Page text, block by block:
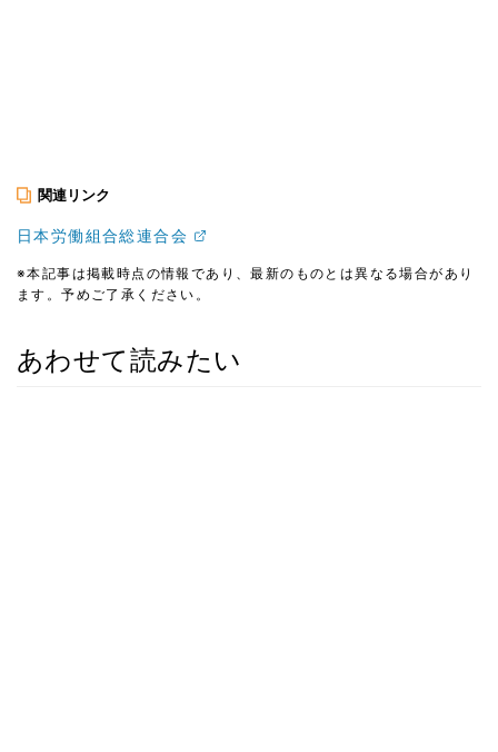
関連リンク
日本労働組合総連合会
※本記事は掲載時点の情報であり、最新のものとは異なる場合があり
ます。予めご了承ください。
あわせて読みたい